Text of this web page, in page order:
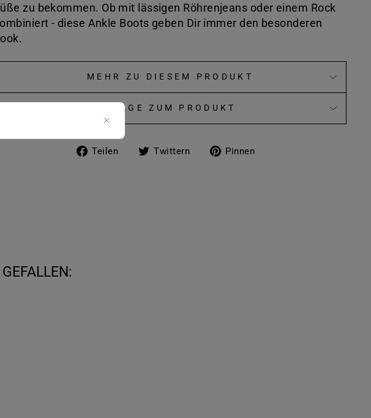
zu bekommen. Ob mit lässigen Röhrenjeans oder einem Rock
- diese Ankle Boots geben Dir immer den besonderen
MEHR ZU DIESEM PRODUKT
FRAGE ZUM PRODUKT
Teilen
Auf
Twittern
Auf
Pinnen